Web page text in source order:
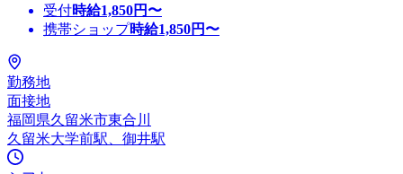
受付時給1,850円〜
携帯ショップ時給1,850円〜
勤務地
面接地
福岡県久留米市東合川
久留米大学前駅、御井駅